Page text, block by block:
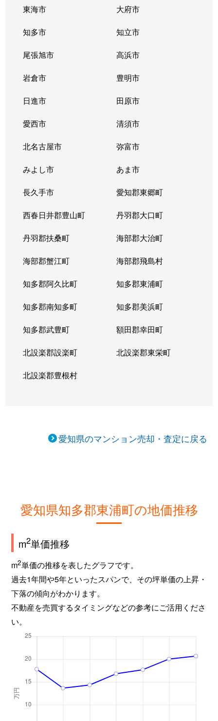
東海市 大府市
知多市 知立市
尾張旭市 高浜市
岩倉市 豊明市
日進市 田原市
愛西市 清須市
北名古屋市 弥富市
みよし市 あま市
長久手市 愛知郡東郷町
西春日井郡豊山町 丹羽郡大口町
丹羽郡扶桑町 海部郡大治町
海部郡蟹江町 海部郡飛島村
知多郡阿久比町 知多郡東浦町
知多郡南知多町 知多郡美浜町
知多郡武豊町 額田郡幸田町
北設楽郡設楽町 北設楽郡東栄町
北設楽郡豊根村
愛知県のマンション売却・査定に戻る
愛知県知多郡東浦町の地価推移
m2単価推移
m2単価の推移を表したグラフです。
過去1年間や5年といったスパンで、その坪単価の上昇・
下落の傾向がわかります。
不動産を売買するタイミングなどの参考にご活用くださ
い。